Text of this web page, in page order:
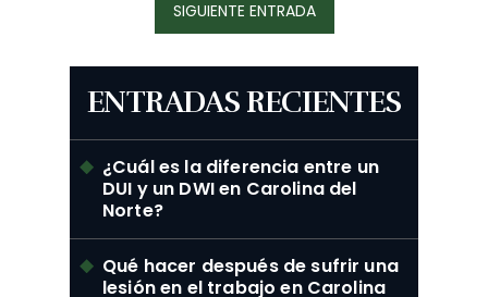
SIGUIENTE ENTRADASIGUIENTE
ENTRADA:
ENTRADAS RECIENTES
¿Cuál es la diferencia entre un
DUI y un DWI en Carolina del
Norte?
Qué hacer después de sufrir una
lesión en el trabajo en Carolina